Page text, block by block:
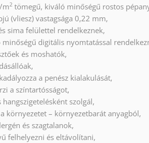
m2tömegű, kiváló minőségű rostos
(vliesz) vastagsága 0,22 mm,
sima felülettel rendelkeznek,
minőségű digitális nyomtatással
és moshatók,
a penész kialakulását,
a színtartósságot,
hangszigetelésként szolgál,
környezetet – környezetbarát anyagból,
és szagtalanok,
felhelyezni és eltávolítani,